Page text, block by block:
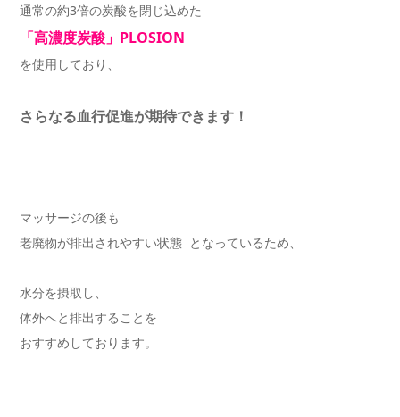
通常の約3倍の炭酸を閉じ込めた
「高濃度炭酸」PLOSION
を使用しており、
さらなる血行促進が期待できます！
マッサージの後も
老廃物が排出されやすい状態 となっているため、
水分を摂取し、
体外へと排出することを
おすすめしております。